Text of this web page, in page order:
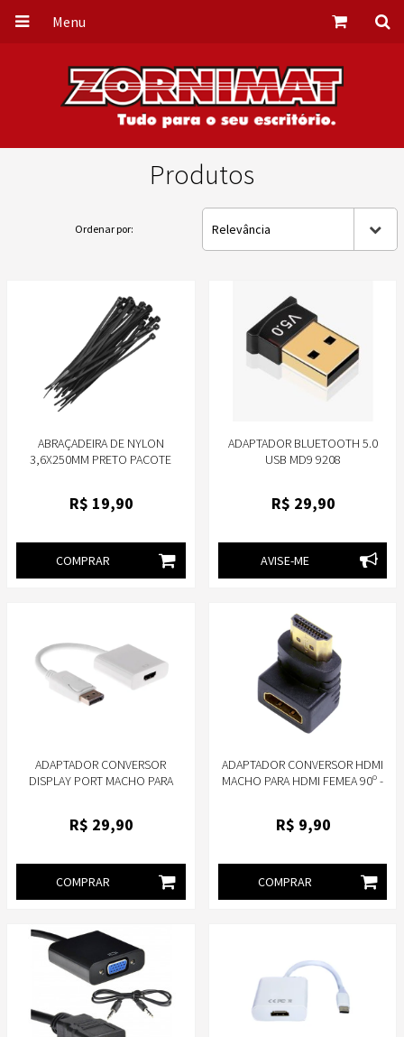
Menu
Produtos
Ordenar por: Relevância
ABRAÇADEIRA DE NYLON
3,6X250MM PRETO PACOTE
R$ 19,90
COMPRAR
ADAPTADOR BLUETOOTH 5.0
USB MD9 9208
R$ 29,90
AVISE-ME
ADAPTADOR CONVERSOR
DISPLAY PORT MACHO PARA
R$ 29,90
COMPRAR
ADAPTADOR CONVERSOR HDMI
MACHO PARA HDMI FEMEA 90º -
R$ 9,90
COMPRAR